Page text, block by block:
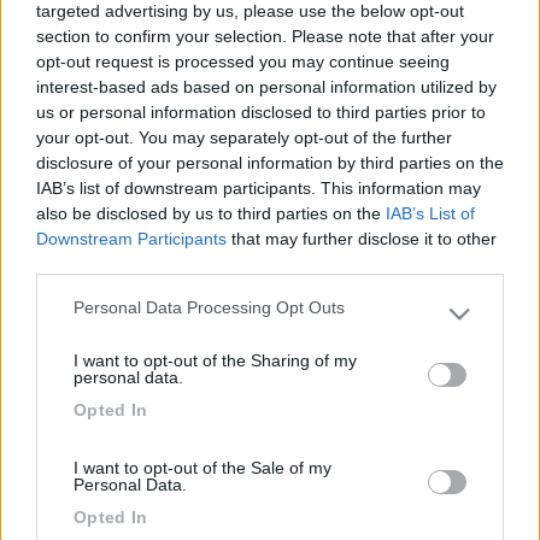
targeted advertising by us, please use the below opt-out
section to confirm your selection. Please note that after your
opt-out request is processed you may continue seeing
interest-based ads based on personal information utilized by
us or personal information disclosed to third parties prior to
your opt-out. You may separately opt-out of the further
disclosure of your personal information by third parties on the
IAB’s list of downstream participants. This information may
also be disclosed by us to third parties on the IAB’s List of
Downstream Participants that may further disclose it to other
Please note that this website/app uses one or more Google
not limited to your visit or usage behaviour. You may click to
use your data for below specified purposes in below Google
Personal Data Processing Opt Outs
I want to opt-out of the Sharing of my
personal data.
Opted In
I want to opt-out of the Sale of my
Personal Data.
Opted In
federicu
-
Inserito il 19/08/2006 alle: 10:58:03
Ciao Zio, sono sicuramente validi entrambi ma la Mercedes nel
campo dei veicoli di questa categoria oggi è ancora un pelino
migliore degli altri.Le differenze maggiori le apprezzi
soprattutto nella meccanica e nella durata.Io personalmente ho
uno sprinter e avendo un pò di esperienza nel settore ti posso
consigliare abbastanza tranquillamente. Enrico
8
Inserito il21/08/2006 alle:11:58:22
Grazie della risposta. Ho appena saputo che il Mercedes 4x4 è
attualmente bloccato...Vedremo. Grazie
705
Inserito il21/08/2006